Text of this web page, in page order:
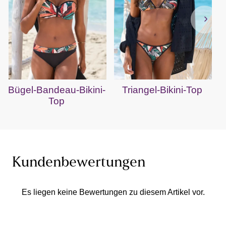
Bügel-Bandeau-Bikini-
Top
Triangel-Bikini-Top
Kundenbewertungen
Es liegen keine Bewertungen zu diesem Artikel vor.